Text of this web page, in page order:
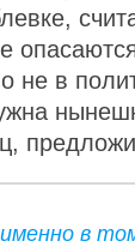
не в
в